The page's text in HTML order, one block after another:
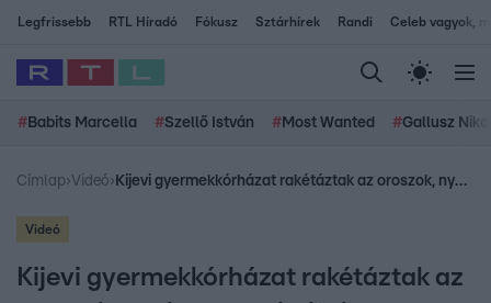
Legfrissebb RTL Híradó Fókusz Sztárhírek Randi Celeb vagyok,
# Babits Marcella #Szellő István # Most Wanted #Gallusz
Címlap›Videó› Kijevi gyermekkórházat rakétáztak az oroszok, nyolcan meghaltak a támadásban
Videó
Kijevi gyermekkórházat rakétáztak az